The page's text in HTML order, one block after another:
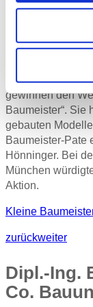
Drei Kitas aus
gewinnen den
Baumeister“. Sie
gebauten
Baumeister-Pate
Hönninger. Bei
München
Aktion.
Kleine
zurückweiter
Dipl.-Ing.
Co.